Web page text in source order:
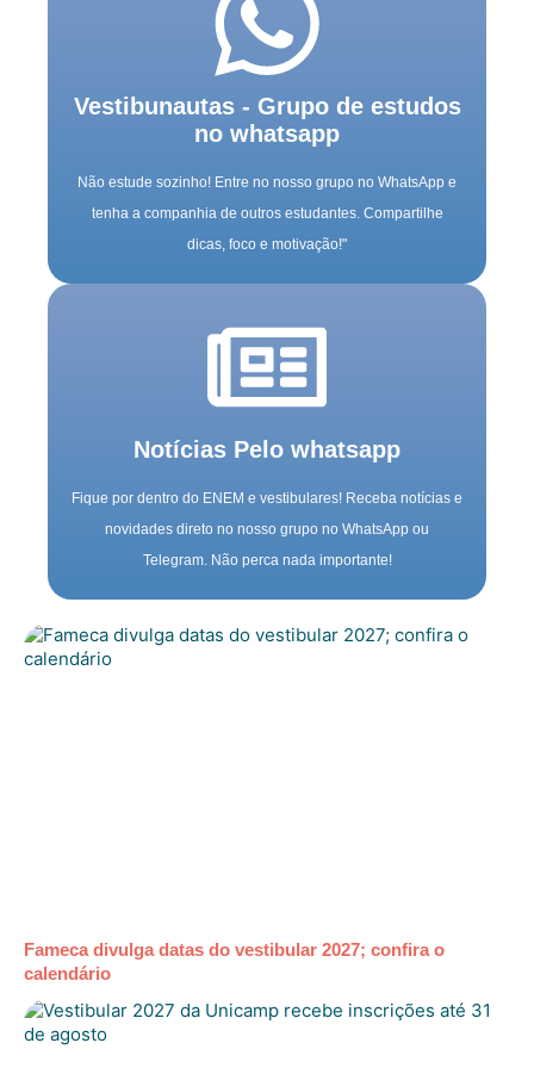
Vestibunautas - Grupo de estudos
no whatsapp
Não estude sozinho! Entre no nosso grupo no WhatsApp e
tenha a companhia de outros estudantes. Compartilhe
dicas, foco e motivação!"
Notícias Pelo whatsapp
Fique por dentro do ENEM e vestibulares! Receba notícias e
novidades direto no nosso grupo no WhatsApp ou
Telegram. Não perca nada importante!
Fameca divulga datas do vestibular 2027; confira o
calendário